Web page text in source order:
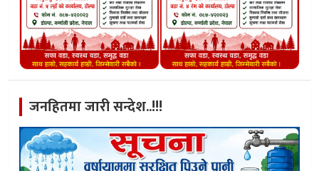
जनहितमा जारी सन्देश..!!!